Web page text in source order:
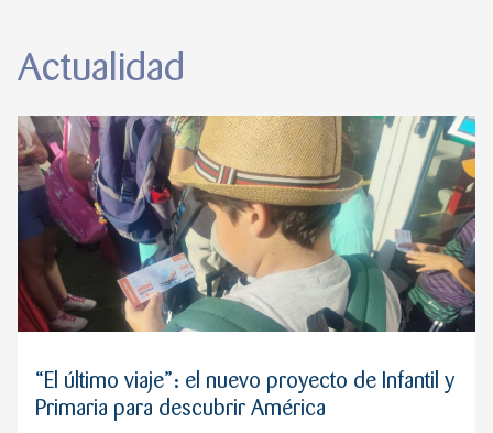
Actualidad
“El último viaje”: el nuevo proyecto de Infantil y
Primaria para descubrir América